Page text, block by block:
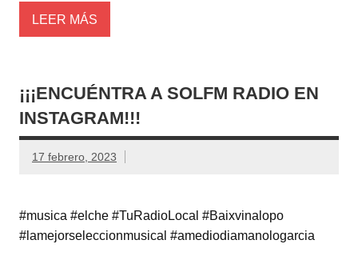
LEER MÁS
¡¡¡ENCUÉNTRA A SOLFM RADIO EN
INSTAGRAM!!!
17 febrero, 2023
#musica #elche #TuRadioLocal #Baixvinalopo
#lamejorseleccionmusical #amediodiamanologarcia